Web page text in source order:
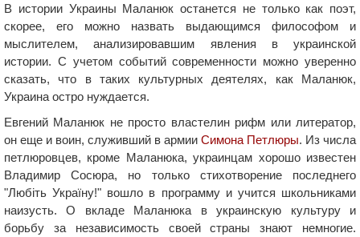
В истории Украины Маланюк останется не только как поэт,
скорее, его можно назвать выдающимся философом и
мыслителем, анализировавшим явления в украинской
истории. С учетом событий современности можно уверенно
сказать, что в таких культурных деятелях, как Маланюк,
Украина остро нуждается.
Евгений Маланюк не просто властелин рифм или литератор,
он еще и воин, служивший в армии Симона Петлюры. Из числа
петлюровцев, кроме Маланюка, украинцам хорошо известен
Владимир Сосюра, но только стихотворение последнего
"Любіть Україну!" вошло в программу и учится школьниками
наизусть. О вкладе Маланюка в украинскую культуру и
борьбу за независимость своей страны знают немногие.